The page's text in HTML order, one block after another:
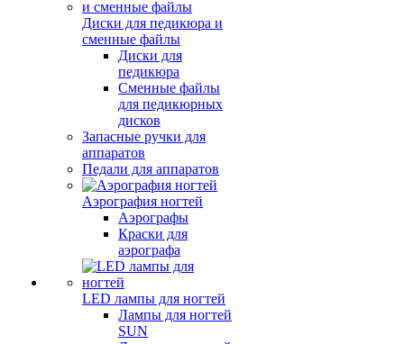
Диски для педикюра и
сменные файлы
Диски для
педикюра
Сменные файлы
для педикюрных
дисков
Запасные ручки для
аппаратов
Педали для аппаратов
Аэрография ногтей
Аэрографы
Краски для
аэрографа
LED лампы для ногтей
Лампы для ногтей
SUN